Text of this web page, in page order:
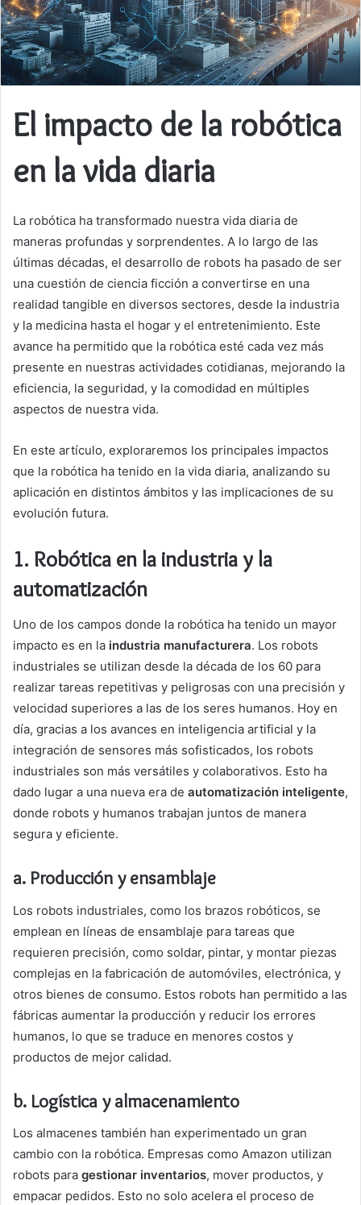
El impacto de la robótica
en la vida diaria
La robótica ha transformado nuestra vida diaria de
maneras profundas y sorprendentes. A lo largo de las
últimas décadas, el desarrollo de robots ha pasado de ser
una cuestión de ciencia ficción a convertirse en una
realidad tangible en diversos sectores, desde la industria
y la medicina hasta el hogar y el entretenimiento. Este
avance ha permitido que la robótica esté cada vez más
presente en nuestras actividades cotidianas, mejorando la
eficiencia, la seguridad, y la comodidad en múltiples
aspectos de nuestra vida.
En este artículo, exploraremos los principales impactos
que la robótica ha tenido en la vida diaria, analizando su
aplicación en distintos ámbitos y las implicaciones de su
evolución futura.
1. Robótica en la industria y la
automatización
Uno de los campos donde la robótica ha tenido un mayor
impacto es en la industria manufacturera. Los robots
industriales se utilizan desde la década de los 60 para
realizar tareas repetitivas y peligrosas con una precisión y
velocidad superiores a las de los seres humanos. Hoy en
día, gracias a los avances en inteligencia artificial y la
integración de sensores más sofisticados, los robots
industriales son más versátiles y colaborativos. Esto ha
dado lugar a una nueva era de automatización inteligente,
donde robots y humanos trabajan juntos de manera
segura y eficiente.
a. Producción y ensamblaje
Los robots industriales, como los brazos robóticos, se
emplean en líneas de ensamblaje para tareas que
requieren precisión, como soldar, pintar, y montar piezas
complejas en la fabricación de automóviles, electrónica, y
otros bienes de consumo. Estos robots han permitido a las
fábricas aumentar la producción y reducir los errores
humanos, lo que se traduce en menores costos y
productos de mejor calidad.
b. Logística y almacenamiento
Los almacenes también han experimentado un gran
cambio con la robótica. Empresas como Amazon utilizan
robots para gestionar inventarios, mover productos, y
empacar pedidos. Esto no solo acelera el proceso de